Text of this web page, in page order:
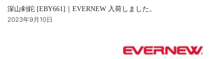
深山剣鉈 [EBY661]｜EVERNEW 入荷しました。
2023年9月10日